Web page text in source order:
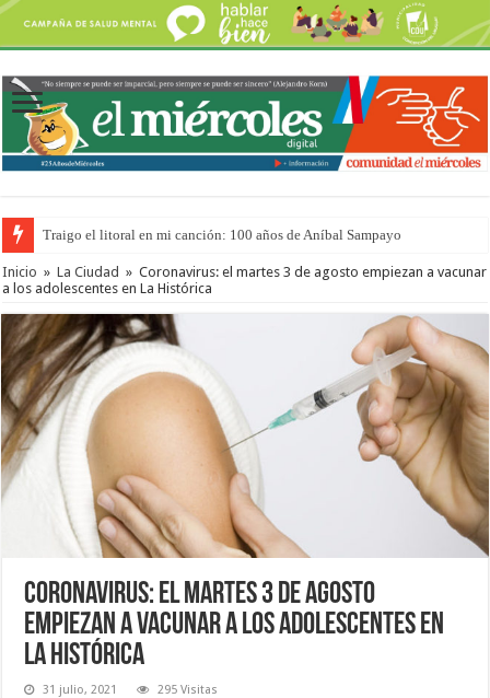
Traigo el litoral en mi canción: 100 años de Aníbal Sampayo
Inicio » La Ciudad » Coronavirus: el martes 3 de agosto empiezan a vacunar
a los adolescentes en La Histórica
Coronavirus: el martes 3 de agosto
empiezan a vacunar a los adolescentes en
La Histórica
31 julio, 2021 295 Visitas